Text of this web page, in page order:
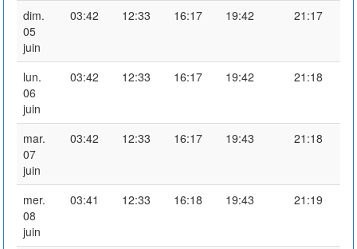
dim.
05
juin
03:42 12:33 16:17 19:42 21:17
lun.
06
juin
03:42 12:33 16:17 19:42 21:18
mar.
07
juin
03:42 12:33 16:17 19:43 21:18
mer.
08
juin
03:41 12:33 16:18 19:43 21:19